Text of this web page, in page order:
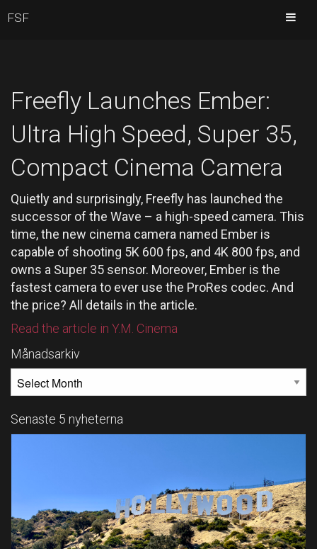
Freefly Launches Ember:
Ultra High Speed, Super 35,
Compact Cinema Camera
Quietly and surprisingly, Freefly has launched the
successor of the Wave – a high-speed camera. This
time, the new cinema camera named Ember is
capable of shooting 5K 600 fps, and 4K 800 fps, and
owns a Super 35 sensor. Moreover, Ember is the
fastest camera to ever use the ProRes codec. And
the price? All details in the article.
Read the article in Y.M. Cinema
Månadsarkiv
Senaste 5 nyheterna
FSF